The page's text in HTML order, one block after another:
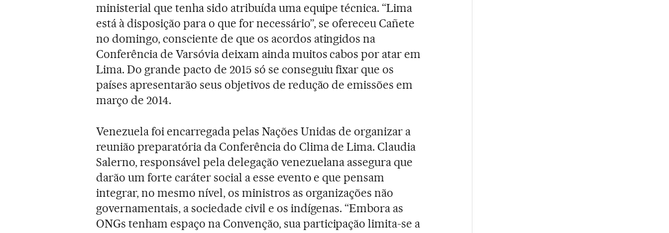
ministerial que tenha sido atribuída uma equipe técnica. “Lima
está à disposição para o que for necessário”, se ofereceu Cañete
no domingo, consciente de que os acordos atingidos na
Conferência de Varsóvia deixam ainda muitos cabos por atar em
Lima. Do grande pacto de 2015 só se conseguiu fixar que os
países apresentarão seus objetivos de redução de emissões em
março de 2014.
Venezuela foi encarregada pelas Nações Unidas de organizar a
reunião preparatória da Conferência do Clima de Lima. Claudia
Salerno, responsável pela delegação venezuelana assegura que
darão um forte caráter social a esse evento e que pensam
integrar, no mesmo nível, os ministros as organizações não
governamentais, a sociedade civil e os indígenas. “Embora as
ONGs tenham espaço na Convenção, sua participação limita-se a